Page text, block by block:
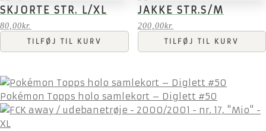
SKJORTE STR. L/XL
80,00kr.
TILFØJ TIL KURV
JAKKE STR.S/M
200,00kr.
TILFØJ TIL KURV
Pokémon Topps holo samlekort – Diglett #50